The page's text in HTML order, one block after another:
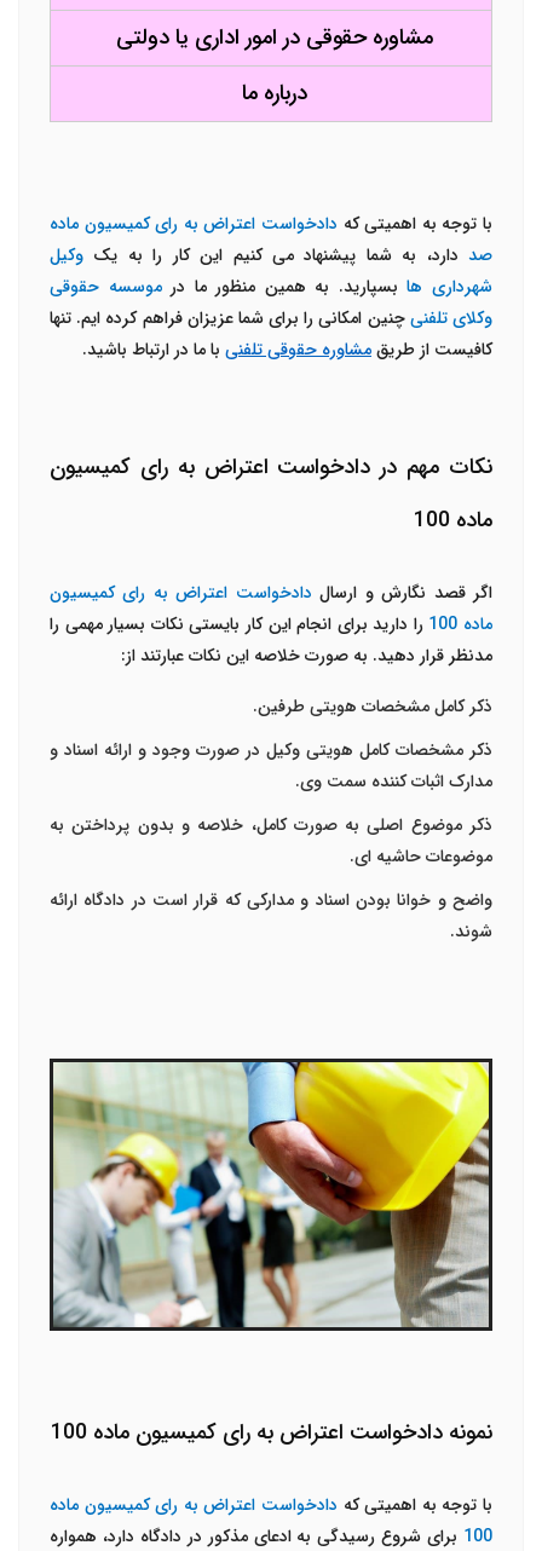
مشاوره حقوقی در امور اداری یا دولتی
درباره ما
با توجه به اهمیتی که دادخواست اعتراض به رای کمیسیون ماده
صد دارد، به شما پیشنهاد می کنیم این کار را به یک وکیل
شهرداری هابسپارید. به همین منظور ما درموسسه حقوقی
وکلای تلفنیچنین امکانی را برای شما عزیزان فراهم کرده ایم. تنها
کافیست از طریقمشاوره حقوقی تلفنی با ما در ارتباط باشید.
نکات مهم در دادخواست اعتراض به رای کمیسیون
ماده 100
اگر قصد نگارش و ارسال دادخواست اعتراض به رای کمیسیون
ماده 100
را دارید برای انجام این کار بایستی نکات بسیار مهمی را
مدنظر قرار دهید. به صورت خلاصه این نکات عبارتند از:
ذکر کامل مشخصات هویتی طرفین.
ذکر مشخصات کامل هویتی وکیل در صورت وجود و ارائه اسناد و
مدارک اثبات کننده سمت وی.
ذکر موضوع اصلی به صورت کامل، خلاصه و بدون پرداختن به
موضوعات حاشیه ای.
واضح و خوانا بودن اسناد و مدارکی که قرار است در دادگاه ارائه
شوند.
نمونه دادخواست اعتراض به رای کمیسیون ماده 100
با توجه به اهمیتی که دادخواست اعتراض به رای کمیسیون ماده
100 برای شروع رسیدگی به ادعای مذکور در دادگاه دارد، همواره